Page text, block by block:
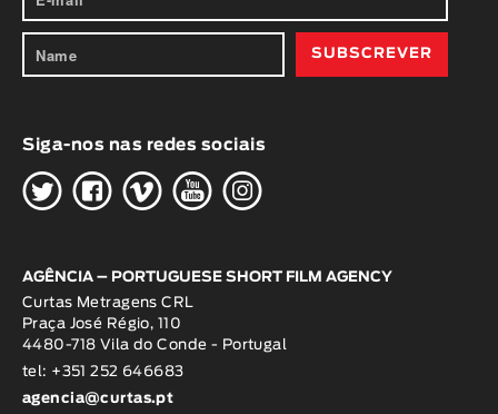
Siga-nos nas redes sociais
HGWOK
AGÊNCIA – PORTUGUESE SHORT FILM AGENCY
Curtas Metragens CRL
Praça José Régio, 110
4480-718 Vila do Conde - Portugal
tel: +351 252 646683
agencia@curtas.pt